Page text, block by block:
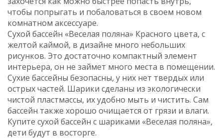
чтобы попрыгать и побаловаться в своем новом
комнатном аксессуаре.
Сухой бассейн «Веселая поляна» Красного цвета, с
желтой каймой, в дизайне много небольших
рисунков. Это достаточно компактный элемент
интерьера, он не займет много места в помещении.
Сухие бассейны безопасны, у них нет твердых или
острых частей. Шарики сделаны из экологически
чистой пластмассы, их удобно мыть и чистить. Сам
бассейн также хорошо очищается от грязи и влаги.
Купите сухой бассейн с шариками «Веселая поляна»,
дети будут в восторге.